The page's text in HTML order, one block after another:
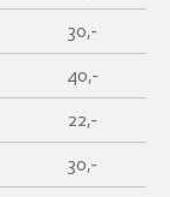
30,-
40,-
22,-
30,-